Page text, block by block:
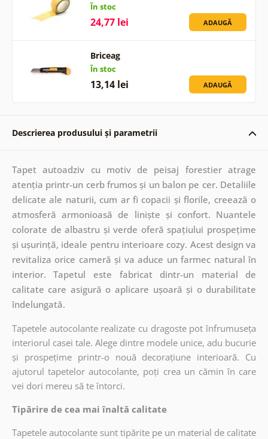
În stoc
24,77 lei ADAUGĂ
Briceag
În stoc
13,14 lei ADAUGĂ
Descrierea produsului și parametrii
Tapet autoadziv cu motiv de peisaj forestier atrage
atenția printr-un cerb frumos și un balon pe cer. Detaliile
delicate ale naturii, cum ar fi copacii și florile, creează o
atmosferă armonioasă de liniște și confort. Nuantele
colorate de albastru și verde oferă spațiului prospețime
și ușurință, ideale pentru interioare cozy. Acest design va
revitaliza orice cameră și va aduce un farmec natural în
interior. Tapetul este fabricat dintr-un material de
calitate care asigură o aplicare ușoară și o durabilitate
îndelungată.
Tapetele autocolante realizate cu dragoste pot înfrumuseța
interiorul casei tale. Alege dintre modele unice, adu bucurie
și prospețime printr-o nouă decorațiune interioară. Cu
ajutorul tapetelor autocolante, poți crea un cămin în care
vei dori mereu să te întorci.
Tipărire de cea mai înaltă calitate
Tapetele autocolante sunt tipărite pe un material de calitate